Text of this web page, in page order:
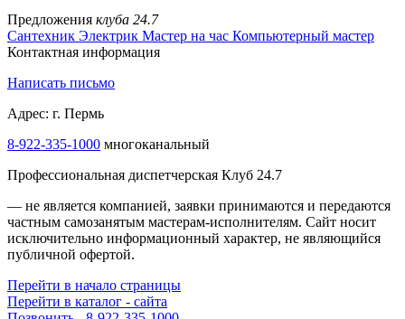
Предложения клуба 24.7
Сантехник Электрик Мастер на час Компьютерный мастер
Контактная информация
Написать письмо
Адрес: г. Пермь
8-922-335-1000 многоканальный
Профессиональная диспетчерская Клуб 24.7
— не является компанией, заявки принимаются и передаются
частным самозанятым мастерам‑исполнителям. Сайт носит
исключительно информационный характер, не являющийся
публичной офертой.
Перейти в начало страницы
Перейти в каталог - сайта